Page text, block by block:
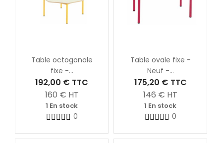
Table octogonale
fixe -...
192,00 € TTC
160 € HT
1 En stock
0
Table ovale fixe -
Neuf -...
175,20 € TTC
146 € HT
1 En stock
0